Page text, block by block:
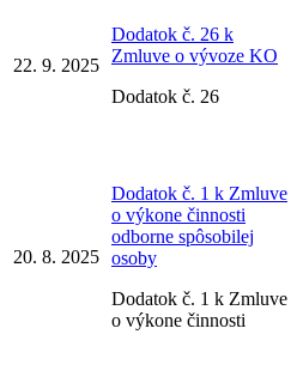
22. 9. 2025
Dodatok č. 26 k
Zmluve o vývoze KO
Dodatok č. 26
20. 8. 2025
Dodatok č. 1 k Zmluve
o výkone činnosti
odborne spôsobilej
osoby
Dodatok č. 1 k Zmluve
o výkone činnosti